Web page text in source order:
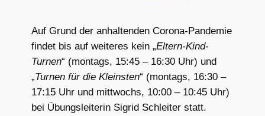
Auf Grund der anhaltenden Corona-Pandemie
findet bis auf weiteres kein „Eltern-Kind-
Turnen“ (montags, 15:45 – 16:30 Uhr) und
„Turnen für die Kleinsten“ (montags, 16:30 –
17:15 Uhr und mittwochs, 10:00 – 10:45 Uhr)
bei Übungsleiterin Sigrid Schleiter statt.